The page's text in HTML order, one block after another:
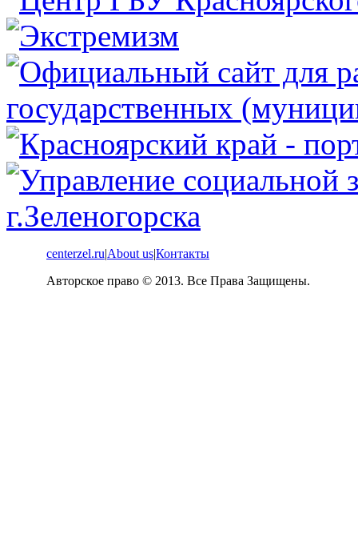
centerzel.ru|About us|Контакты
Авторское право © 2013. Все Права Защищены.